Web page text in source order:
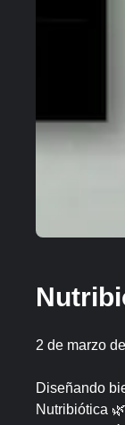
2 de marzo
Diseñando
Nutribiótica 🌿